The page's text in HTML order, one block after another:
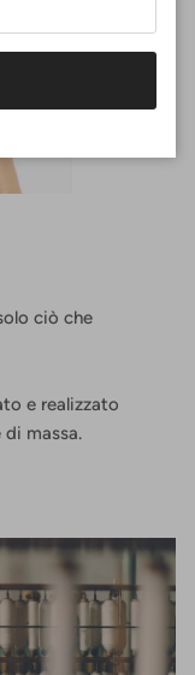
ciò che
e realizzato
massa.